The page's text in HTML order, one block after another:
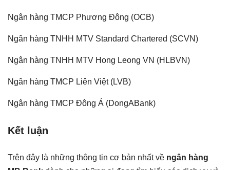
Ngân hàng TMCP Phương Đông (OCB)
Ngân hàng TNHH MTV Standard Chartered (SCVN)
Ngân hàng TNHH MTV Hong Leong VN (HLBVN)
Ngân hàng TMCP Liên Việt (LVB)
Ngân hàng TMCP Đông Á (DongABank)
Kết luận
Trên đây là những thông tin cơ bản nhất về ngân hàng